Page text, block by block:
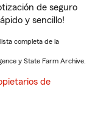
de seguro
y sencillo!
completa de la
y State Farm Archive.
de